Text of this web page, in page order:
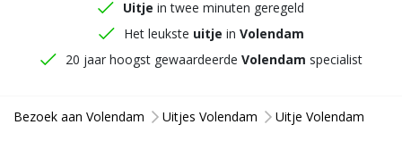
Uitje in twee minuten geregeld
Het leukste uitje in Volendam
20 jaar hoogst gewaardeerde Volendam specialist
Bezoek aan Volendam Uitjes Volendam Uitje Volendam